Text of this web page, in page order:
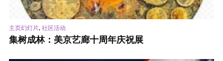
主页幻灯片, 社区活动
集树成林：美京艺廊十周年庆祝展